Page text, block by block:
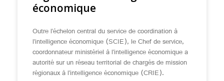
économique
Outre l’échelon central du service de coordination à
l’intelligence économique (SCIE), le Chef de service,
coordonnateur ministériel à l’intelligence économique a
autorité sur un réseau territorial de chargés de mission
régionaux à l’intelligence économique (CRIE).